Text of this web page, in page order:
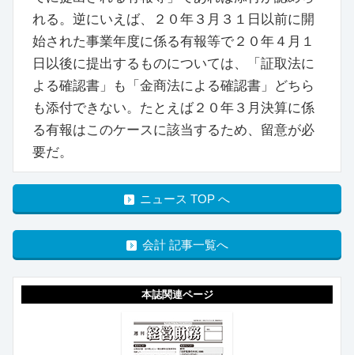
れる。逆にいえば、２０年３月３１日以前に開
始された事業年度に係る有報等で２０年４月１
日以後に提出するものについては、「証取法に
よる確認書」も「金商法による確認書」どちら
も添付できない。たとえば２０年３月決算に係
る有報はこのケースに該当するため、留意が必
要だ。
ニュース TOP へ
会計 記事一覧へ
本誌関連ページ